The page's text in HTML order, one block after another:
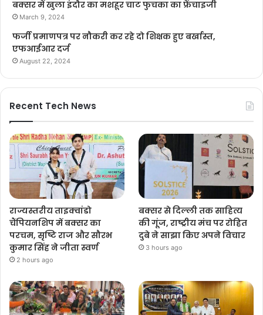
बक्सर में खुला इंदौर का मशहूर चाट फुचका का फ्रेंचाइजी
March 9, 2024
फर्जी प्रमाणपत्र पर नौकरी कर रहे दो शिक्षक हुए बर्खास्त,
एफआईआर दर्ज
August 22, 2024
Recent Tech News
राज्यस्तरीय ताइक्वांडो
चैंपियनशिप में बक्सर का
परचम, सृष्टि राज और सौरभ
कुमार सिंह ने जीता स्वर्ण
2 hours ago
बक्सर से दिल्ली तक साहित्य
की गूंज, राष्ट्रीय मंच पर रोहित
दुबे ने साझा किए अपने विचार
3 hours ago